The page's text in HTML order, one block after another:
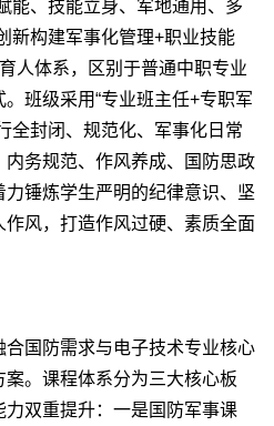
能、技能立身、军地通用、多
新构建军事化管理+职业技能
人体系，区别于普通中职专业
班级采用“专业班主任+专职军
全封闭、规范化、军事化日常
务规范、作风养成、国防思政
锤炼学生严明的纪律意识、坚
风，打造作风过硬、素质全面
国防需求与电子技术专业核心
。课程体系分为三大核心板
双重提升：一是国防军事课